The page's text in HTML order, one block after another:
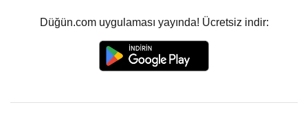
Düğün.com uygulaması yayında! Ücretsiz indir: